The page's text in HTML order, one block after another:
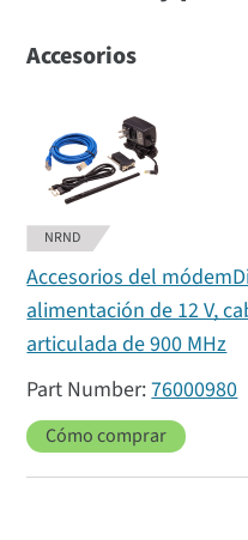
Accesorios
NRND
Accesorios del
alimentación de 12 V,
articulada de 900 MHz
76000980
Cómo comprar